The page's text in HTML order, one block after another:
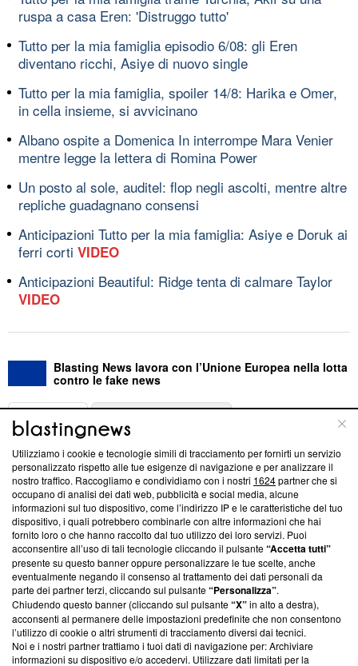
ruspa a casa Eren: 'Distruggo tutto'
Tutto per la mia famiglia episodio 6/08: gli Eren
diventano ricchi, Asiye di nuovo single
Tutto per la mia famiglia, spoiler 14/8: Harika e Omer,
in cella insieme, si avvicinano
Albano ospite a Domenica In interrompe Mara Venier
mentre legge la lettera di Romina Power
Un posto al sole, auditel: flop negli ascolti, mentre altre
repliche guadagnano consensi
Anticipazioni Tutto per la mia famiglia: Asiye e Doruk ai
ferri corti VIDEO
Anticipazioni Beautiful: Ridge tenta di calmare Taylor
VIDEO
Blasting News lavora con l’Unione Europea nella lotta
contro le fake news
ABOUT
Questa sezione offre informazioni trasparenti su Blasting
News, sui nostri processi editoriali e su come ci impegniamo a
creare news di qualità. Inoltre, afferma la nostra aderenza a
‘Trust Project - News with Integrity’Blasting News non è
ancora membro del programma, ma ha richiesto di farne
parte; Trust Project non ha ancora effettuato una verifica di
conformità agli standard.
Su di noi
Team editoriale
Corporate
Utilizziamo i cookie e tecnologie simili di tracciamento per fornirti un servizio
personalizzato rispetto alle tue esigenze di navigazione e per analizzare il
nostro traffico. Raccogliamo e condividiamo con i nostri 1624partner che si
occupano di analisi dei dati web, pubblicità e social media, alcune
informazioni sul tuo dispositivo, come l’indirizzo IP e le caratteristiche del tuo
dispositivo, i quali potrebbero combinarle con altre informazioni che hai
fornito loro o che hanno raccolto dal tuo utilizzo dei loro servizi. Puoi
acconsentire all’uso di tali tecnologie cliccando il pulsante“Accetta tutti”
presente su questo banner oppure personalizzare le tue scelte, anche
eventualmente negando il consenso al trattamento dei dati personali da
parte dei partner terzi, cliccando sul pulsante“Personalizza”.
Chiudendo questo banner (cliccando sul pulsante“X”in alto a destra),
acconsenti al permanere delle impostazioni predefinite che non consentono
l’utilizzo di cookie o altri strumenti di tracciamento diversi dai tecnici.
Noi e i nostri partner trattiamo i tuoi dati di navigazione per: Archiviare
informazioni su dispositivo e/o accedervi. Utilizzare dati limitati per la